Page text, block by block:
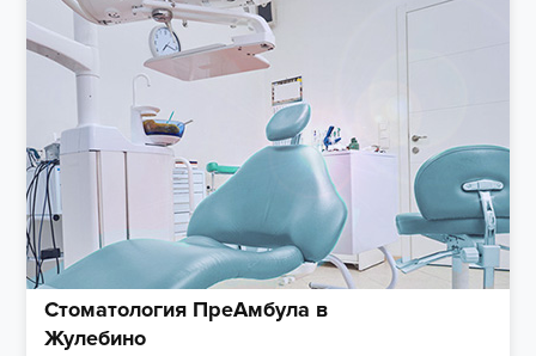
Стоматология ПреАмбула в
Жулебино